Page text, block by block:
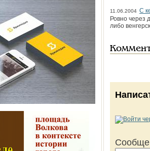
11.06.2004 С
Ровно через
либо